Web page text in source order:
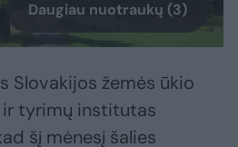
Daugiau nuotraukų (3)
Slovakijos žemės ūkio
tyrimų institutas
šį mėnesį šalies